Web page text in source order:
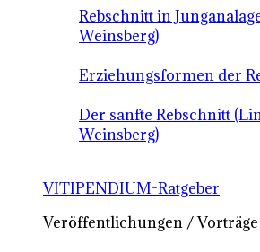
Rebschnitt in
Weinsberg)
Erziehungsformen der
Der sanfte Rebschnitt
Weinsberg)
VITIPENDIUM-Ratgeber
Veröffentlichungen / Vorträge